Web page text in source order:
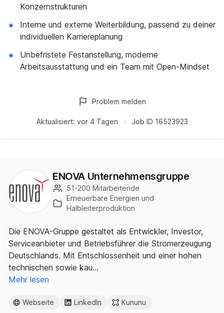
Konzernstrukturen
Interne und externe Weiterbildung, passend zu deiner
individuellen Karriereplanung
Unbefristete Festanstellung, moderne
Arbeitsausstattung und ein Team mit Open-Mindset
Aktualisiert: vor 4 Tagen Job ID 16523923
Problem melden
ENOVA Unternehmensgruppe
51-200 Mitarbeitende
Erneuerbare Energien und
Halbleiterproduktion
Die ENOVA-Gruppe gestaltet als Entwickler, Investor,
Serviceanbieter und Betriebsführer die Stromerzeugung
Deutschlands. Mit Entschlossenheit und einer hohen
technischen sowie kau…
Mehr lesen
Webseite LinkedIn Kununu